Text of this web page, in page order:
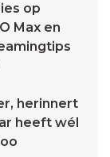
op
Max en
herinnert
heeft wél